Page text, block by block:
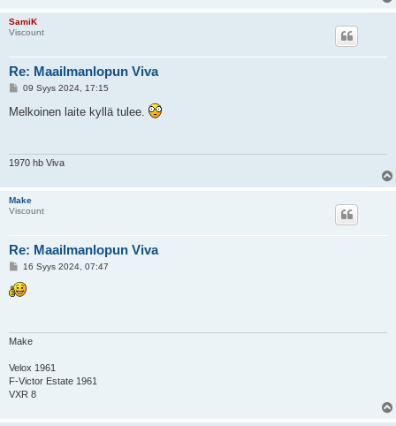
SamiK
Viscount
Re: Maailmanlopun Viva
V
e
s
09 Syys 2024, 17:15
Melkoinen laite kyllä tulee.
1970 hb Viva
Make
Viscount
Re: Maailmanlopun Viva
V
e
s
16 Syys 2024, 07:47
Make
Velox 1961
F-Victor Estate 1961
VXR 8